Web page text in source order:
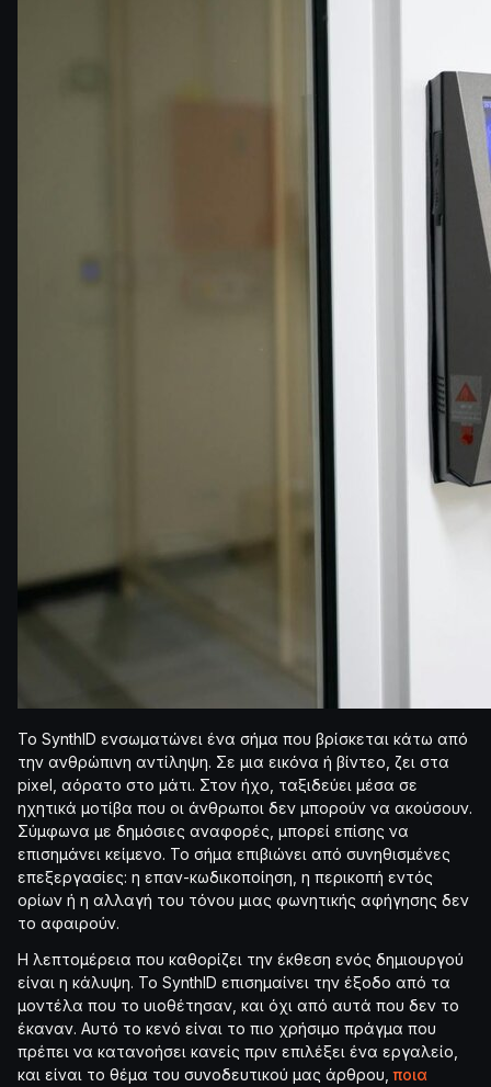
Το SynthID ενσωματώνει ένα σήμα που βρίσκεται κάτω από
την ανθρώπινη αντίληψη. Σε μια εικόνα ή βίντεο, ζει στα
pixel, αόρατο στο μάτι. Στον ήχο, ταξιδεύει μέσα σε
ηχητικά μοτίβα που οι άνθρωποι δεν μπορούν να ακούσουν.
Σύμφωνα με δημόσιες αναφορές, μπορεί επίσης να
επισημάνει κείμενο. Το σήμα επιβιώνει από συνηθισμένες
επεξεργασίες: η επαν-κωδικοποίηση, η περικοπή εντός
ορίων ή η αλλαγή του τόνου μιας φωνητικής αφήγησης δεν
το αφαιρούν.
Η λεπτομέρεια που καθορίζει την έκθεση ενός δημιουργού
είναι η κάλυψη. Το SynthID επισημαίνει την έξοδο από τα
μοντέλα που το υιοθέτησαν, και όχι από αυτά που δεν το
έκαναν. Αυτό το κενό είναι το πιο χρήσιμο πράγμα που
πρέπει να κατανοήσει κανείς πριν επιλέξει ένα εργαλείο,
και είναι το θέμα του συνοδευτικού μας άρθρου,ποια